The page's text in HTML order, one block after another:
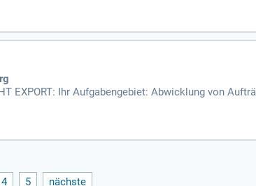
EXPORT: Ihr Aufgabengebiet: Abwicklung von
Seefracht; Kundenbetreuung.
4 5 nächste